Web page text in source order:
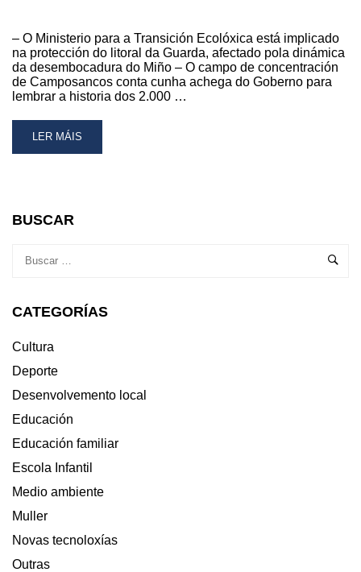
– O Ministerio para a Transición Ecolóxica está implicado
na protección do litoral da Guarda, afectado pola dinámica
da desembocadura do Miño – O campo de concentración
de Camposancos conta cunha achega do Goberno para
lembrar a historia dos 2.000 …
READ
MORE
APOIA
DA
ENTRE
GUARDA
CAMINHA
COMO
COSTEIRA
ENTRE
E
PORTUGAL
LER MÁIS
BUSCAR
CATEGORÍAS
Cultura
Deporte
Desenvolvemento local
Educación
Educación familiar
Escola Infantil
Medio ambiente
Muller
Novas tecnoloxías
Outras